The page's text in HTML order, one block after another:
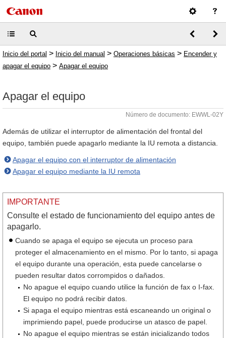
Inicio del portal > Inicio del manual > Operaciones básicas > Encender y
apagar el equipo > Apagar el equipo
Apagar el equipo
Número de documento: EWWL-02Y
Además de utilizar el interruptor de alimentación del frontal del
equipo, también puede apagarlo mediante la IU remota a distancia.
Apagar el equipo con el interruptor de alimentación
Apagar el equipo mediante la IU remota
IMPORTANTE
Consulte el estado de funcionamiento del equipo antes de
apagarlo.
Cuando se apaga el equipo se ejecuta un proceso para
proteger el almacenamiento en el mismo. Por lo tanto, si apaga
el equipo durante una operación, esta puede cancelarse o
pueden resultar datos corrompidos o dañados.
No apague el equipo cuando utilice la función de fax o I-fax.
El equipo no podrá recibir datos.
Si apaga el equipo mientras está escaneando un original o
imprimiendo papel, puede producirse un atasco de papel.
No apague el equipo mientras se están inicializando todos